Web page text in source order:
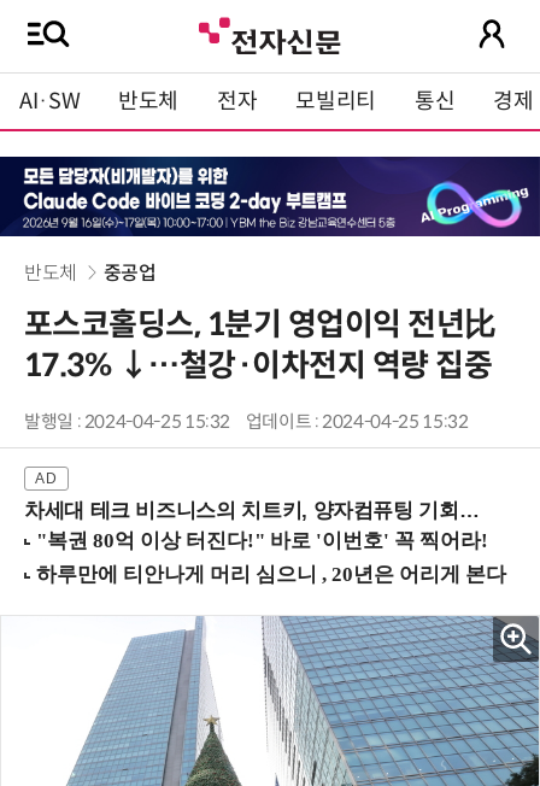
AI·SW 반도체 전자 모빌리티 통신 경제
반도체 중공업
포스코홀딩스, 1분기 영업이익 전년比
17.3% ↓…철강·이차전지 역량 집중
발행일 : 2024-04-25 15:32 업데이트 : 2024-04-25 15:32
차세대 테크 비즈니스의 치트키, 양자컴퓨팅 기회를 선점하라! (8/28 강남역)